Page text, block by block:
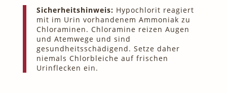
Sicherheitshinweis: Hypochlorit reagiert
mit im Urin vorhandenem Ammoniak zu
Chloraminen. Chloramine reizen Augen
und Atemwege und sind
gesundheitsschädigend. Setze daher
niemals Chlorbleiche auf frischen
Urinflecken ein.